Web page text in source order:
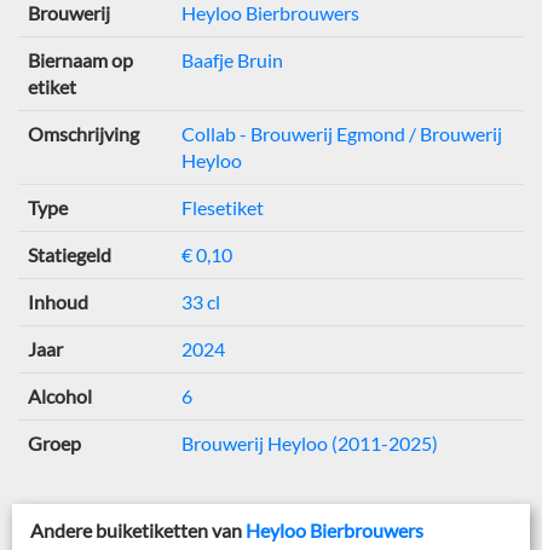
Brouwerij Heyloo Bierbrouwers
Biernaam op
etiket
Baafje Bruin
Omschrijving
Collab - Brouwerij Egmond / Brouwerij
Heyloo
Type Flesetiket
Statiegeld € 0,10
Inhoud 33 cl
Jaar 2024
Alcohol 6
Groep Brouwerij Heyloo (2011-2025)
Andere buiketiketten van Heyloo Bierbrouwers